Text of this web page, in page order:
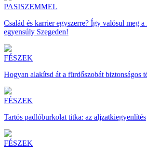
PASISZEMMEL
Család és karrier egyszerre? Így valósul meg
egyensúly Szegeden!
FÉSZEK
Hogyan alakítsd át a fürdőszobát biztonságos
FÉSZEK
Tartós padlóburkolat titka: az aljzatkiegyenlítés
FÉSZEK